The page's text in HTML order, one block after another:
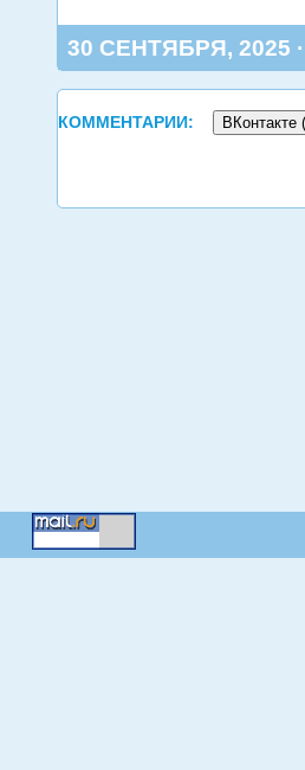
30 СЕНТЯБРЯ, 2025
КОММЕНТАРИИ: ВКонтакте (